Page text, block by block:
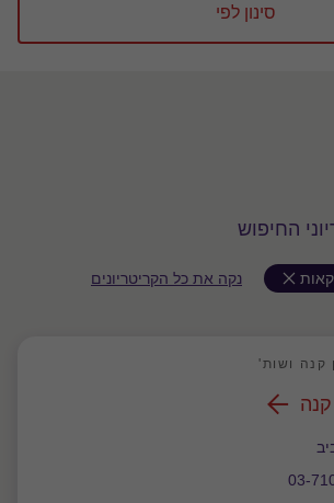
סינון לפי
החיפוש
נקה את כל הקריטריונים
קנה ושות'
קנה
03-